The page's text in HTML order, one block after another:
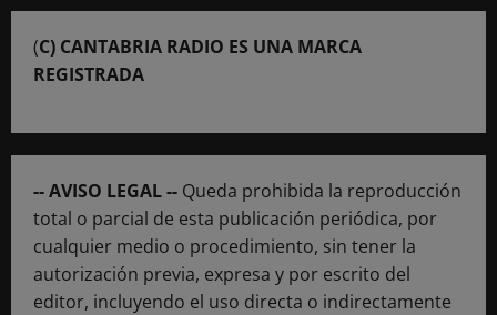
(C) CANTABRIA RADIO ES UNA MARCA
REGISTRADA
-- AVISO LEGAL -- Queda prohibida la reproducción
total o parcial de esta publicación periódica, por
cualquier medio o procedimiento, sin tener la
autorización previa, expresa y por escrito del
editor, incluyendo el uso directa o indirectamente